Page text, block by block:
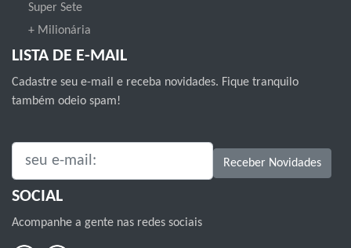
Super Sete
+ Milionária
LISTA DE E-MAIL
Cadastre seu e-mail e receba novidades. Fique tranquilo
também odeio spam!
SEU E-MAIL: Receber Novidades
SOCIAL
Acompanhe a gente nas redes sociais